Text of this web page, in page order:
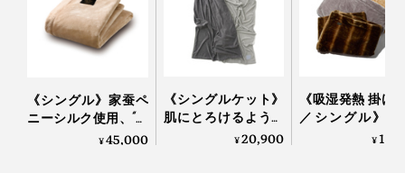
側生地は、なめらかなモダール入り高密度生地。ホコリが出づらく、ダニが侵入
《シングル》家蚕ペ
ニーシルク使用、“起
毛の匠”が磨き上げ
¥45,000
《シングルケット》
肌にとろけるような
柔らかさ…コットンだ
¥20,900
《吸湿発熱 掛け
／シングル》1
5℃アップ！ 軽
¥